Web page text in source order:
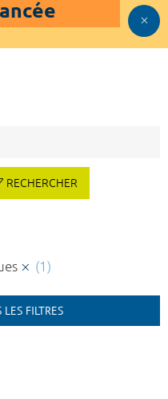
RECHERCHER
(1)
LES FILTRES